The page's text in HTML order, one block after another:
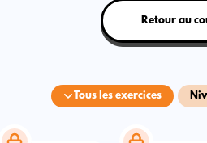
Tous les exercices
Retour au